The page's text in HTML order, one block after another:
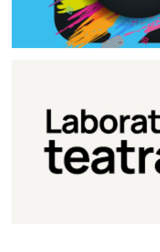
Laboratorio
Laboratorio di teatro del Teatro
Continua